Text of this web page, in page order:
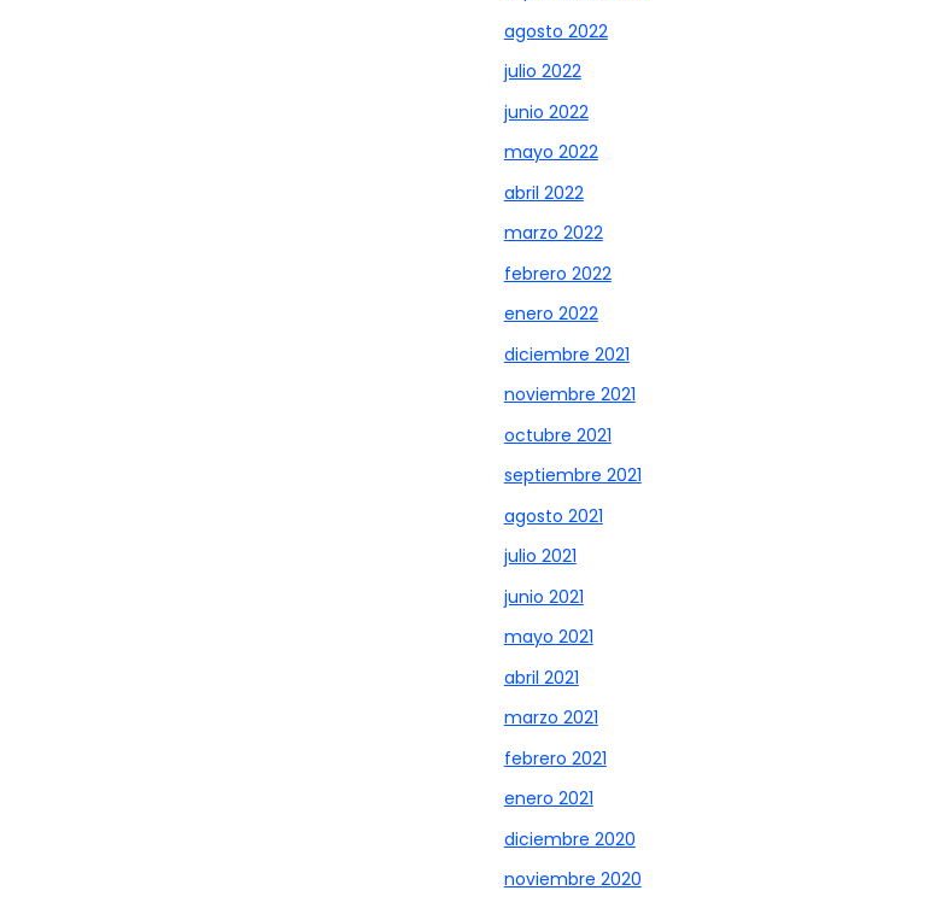
agosto 2022
julio 2022
junio 2022
mayo 2022
abril 2022
marzo 2022
febrero 2022
enero 2022
diciembre 2021
noviembre 2021
octubre 2021
septiembre 2021
agosto 2021
julio 2021
junio 2021
mayo 2021
abril 2021
marzo 2021
febrero 2021
enero 2021
diciembre 2020
noviembre 2020